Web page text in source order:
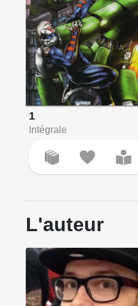
1
Intégrale
L'auteur